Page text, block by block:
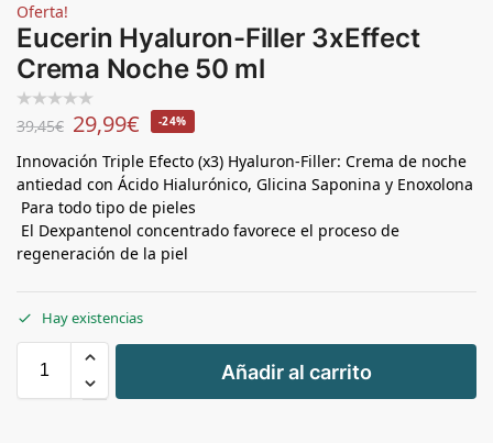
Oferta!
Eucerin Hyaluron-Filler 3xEffect
Crema Noche 50 ml
39,45€ 29,99€ -24%
Innovación Triple Efecto (x3) Hyaluron-Filler: Crema de noche
antiedad con Ácido Hialurónico, Glicina Saponina y Enoxolona
Para todo tipo de pieles
El Dexpantenol concentrado favorece el proceso de
regeneración de la piel
Hay existencias
+
-
Añadir al carrito